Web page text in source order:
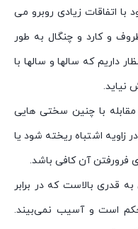
اتفاقات زیادی روبرو می
و کارد و چنگال به طور
داریم که سالها و سالها با
نیاید.
با چنین سختی هایی
زاویه اشتباه ریخته شود یا
فرورفتن آن کافی باشد.
بالاست که در برابر
است و آسیب نمی‌بیند.